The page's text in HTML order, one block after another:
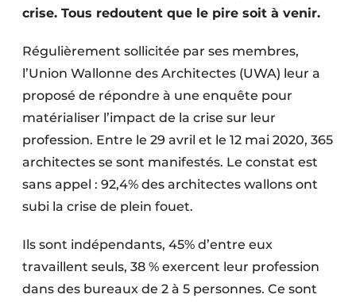
Contrôle d’accès
Éclairage
Fondations
Façades
Infrastructures souterraines et égouttage
Rénovation
Sécurité incendie
crise. Tous redoutent que le pire soit à venir.
Régulièrement sollicitée par ses membres,
l’Union Wallonne des Architectes (UWA) leur a
proposé de répondre à une enquête pour
matérialiser l’impact de la crise sur leur
profession. Entre le 29 avril et le 12 mai 2020, 365
architectes se sont manifestés. Le constat est
sans appel : 92,4% des architectes wallons ont
subi la crise de plein fouet.
Ils sont indépendants, 45% d’entre eux
travaillent seuls, 38 % exercent leur profession
dans des bureaux de 2 à 5 personnes. Ce sont